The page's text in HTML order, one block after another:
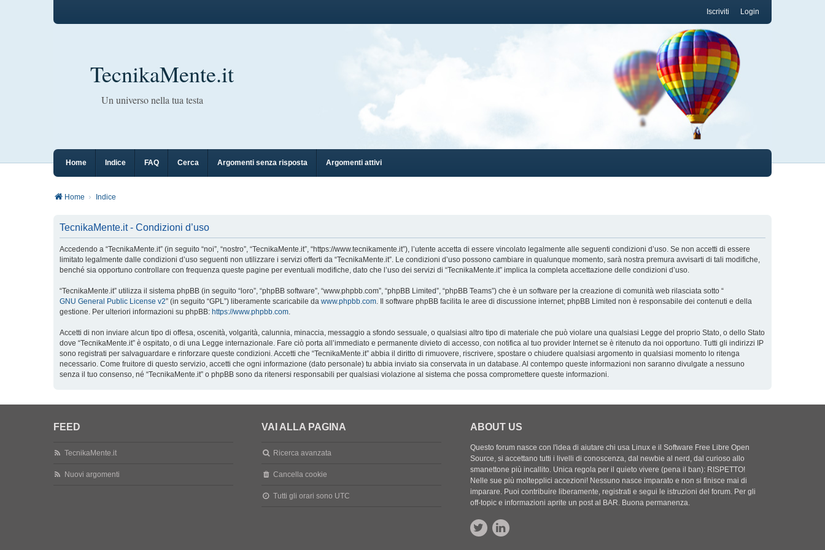
Login
Iscriviti
TecnikaMente.it
Un universo nella tua testa
Home Indice FAQ Cerca Argomenti senza risposta Argomenti attivi
Home Indice
TecnikaMente.it - Condizioni d’uso
Accedendo a “TecnikaMente.it” (in seguito “noi”, “nostro”, “TecnikaMente.it”, “https://www.tecnikamente.it”), l’utente accetta di essere vincolato legalmente alle seguenti condizioni d’uso. Se non accetti di essere
limitato legalmente dalle condizioni d’uso seguenti non utilizzare i servizi offerti da “TecnikaMente.it”. Le condizioni d’uso possono cambiare in qualunque momento, sarà nostra premura avvisarti di tali modifiche,
benché sia opportuno controllare con frequenza queste pagine per eventuali modifiche, dato che l’uso dei servizi di “TecnikaMente.it” implica la completa accettazione delle condizioni d’uso.
“TecnikaMente.it” utilizza il sistema phpBB (in seguito “loro”, “phpBB software”, “www.phpbb.com”, “phpBB Limited”, “phpBB Teams”) che è un software per la creazione di comunità web rilasciata sotto “
GNU General Public License v2” (in seguito “GPL”) liberamente scaricabile da www.phpbb.com. Il software phpBB facilita le aree di discussione internet; phpBB Limited non è responsabile dei contenuti e della
gestione. Per ulteriori informazioni su phpBB: https://www.phpbb.com.
Accetti di non inviare alcun tipo di offesa, oscenità, volgarità, calunnia, minaccia, messaggio a sfondo sessuale, o qualsiasi altro tipo di materiale che può violare una qualsiasi Legge del proprio Stato, o dello Stato
dove “TecnikaMente.it” è ospitato, o di una Legge internazionale. Fare ciò porta all’immediato e permanente divieto di accesso, con notifica al tuo provider Internet se è ritenuto da noi opportuno. Tutti gli indirizzi IP
sono registrati per salvaguardare e rinforzare queste condizioni. Accetti che “TecnikaMente.it” abbia il diritto di rimuovere, riscrivere, spostare o chiudere qualsiasi argomento in qualsiasi momento lo ritenga
necessario. Come fruitore di questo servizio, accetti che ogni informazione (dato personale) tu abbia inviato sia conservata in un database. Al contempo queste informazioni non saranno divulgate a nessuno
senza il tuo consenso, né “TecnikaMente.it” o phpBB sono da ritenersi responsabili per qualsiasi violazione al sistema che possa compromettere queste informazioni.
FEED
TecnikaMente.it
Nuovi argomenti
VAI ALLA PAGINA
Ricerca avanzata
Cancella cookie
Tutti gli orari sono UTC
ABOUT US
Questo forum nasce con l'idea di aiutare chi usa Linux e il Software Free Libre Open
Source, si accettano tutti i livelli di conoscenza, dal newbie al nerd, dal curioso allo
smanettone più incallito. Unica regola per il quieto vivere (pena il ban): RISPETTO!
Nelle sue più moltepplici accezioni! Nessuno nasce imparato e non si finisce mai di
imparare. Puoi contribuire liberamente, registrati e segui le istruzioni del forum. Per gli
off-topic e informazioni aprite un post al BAR. Buona permanenza.